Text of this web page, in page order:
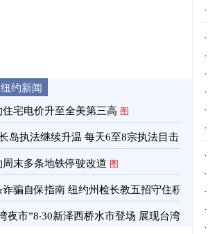
纽约新闻
住宅电价升至全美第三高 图
岛执法继续升温 每天6至8宗执法目击
图
周末多条地铁停驶改道 图
诈骗自保指南 纽约州检长教五招守住积
夜市”8‧30新泽西桥水市登场 展现台湾